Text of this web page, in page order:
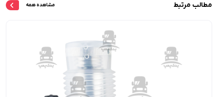
مطالب مرتبط مشاهده همه